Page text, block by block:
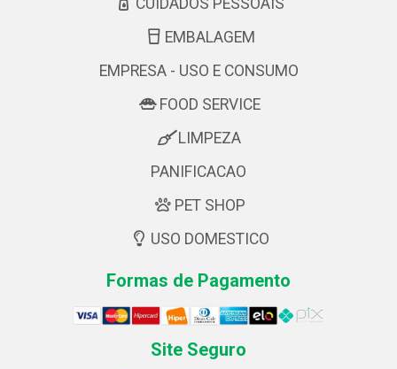
EMBALAGEM
EMPRESA - USO E CONSUMO
FOOD SERVICE
LIMPEZA
PANIFICACAO
PET SHOP
USO DOMESTICO
Formas de Pagamento
Site Seguro